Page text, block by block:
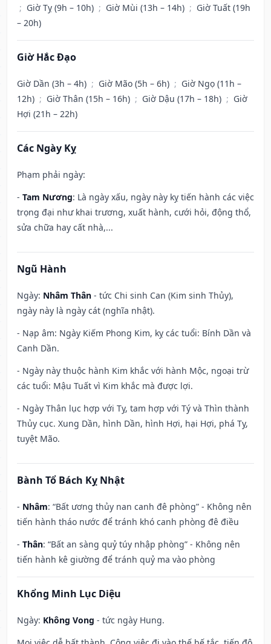
; Giờ Tỵ (9h – 10h) ; Giờ Mùi (13h – 14h) ; Giờ Tuất (19h
– 20h)
Giờ Hắc Đạo
Giờ Dần (3h – 4h) ; Giờ Mão (5h – 6h) ; Giờ Ngọ (11h –
12h) ; Giờ Thân (15h – 16h) ; Giờ Dậu (17h – 18h) ; Giờ
Hợi (21h – 22h)
Các Ngày Kỵ
Phạm phải ngày:
- Tam Nương: Là ngày xấu, ngày này kỵ tiến hành các việc
trọng đại như khai trương, xuất hành, cưới hỏi, động thổ,
sửa chữa hay cất nhà,...
Ngũ Hành
Ngày: Nhâm Thân - tức Chi sinh Can (Kim sinh Thủy),
ngày này là ngày cát (nghĩa nhật).
- Nạp âm: Ngày Kiếm Phong Kim, kỵ các tuổi: Bính Dần và
Canh Dần.
- Ngày này thuộc hành Kim khắc với hành Mộc, ngoại trừ
các tuổi: Mậu Tuất vì Kim khắc mà được lợi.
- Ngày Thân lục hợp với Tỵ, tam hợp với Tý và Thìn thành
Thủy cục. Xung Dần, hình Dần, hình Hợi, hại Hợi, phá Tỵ,
tuyệt Mão.
Bành Tổ Bách Kỵ Nhật
- Nhâm: “Bất ương thủy nan canh đê phòng” - Không nên
tiến hành tháo nước để tránh khó canh phòng đê điều
- Thân: “Bất an sàng quỷ túy nhập phòng” - Không nên
tiến hành kê giường để tránh quỷ ma vào phòng
Khổng Minh Lục Diệu
Ngày: Không Vong - tức ngày Hung.